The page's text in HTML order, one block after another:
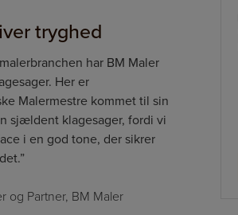
tryghed
har BM Maler
Her er
Malermestre kommet til sin
sjældent klagesager, fordi vi
i en god tone, der sikrer
og Partner, BM Maler